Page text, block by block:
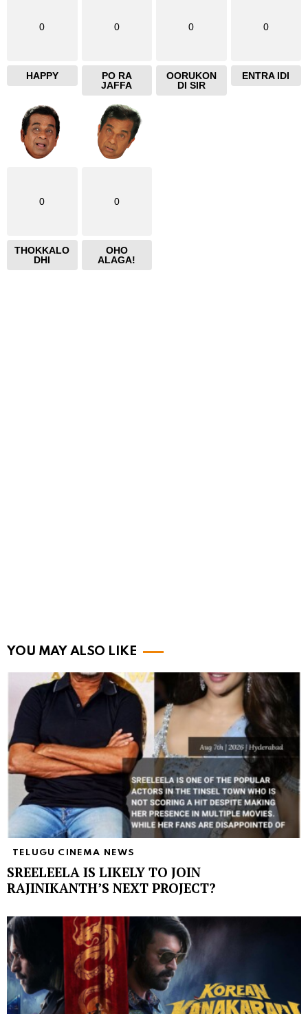
0
HAPPY
0
PO RA
JAFFA
0
OORUKON
DI SIR
0
ENTRA IDI
0
THOKKALO
DHI
0
OHO
ALAGA!
YOU MAY ALSO LIKE
TELUGU CINEMA NEWS
SREELEELA IS LIKELY TO JOIN
RAJINIKANTH’S NEXT PROJECT?